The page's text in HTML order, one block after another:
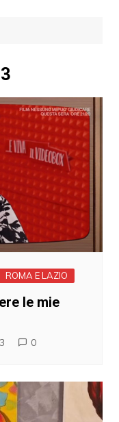
ROMA E LAZIO
le mie
0